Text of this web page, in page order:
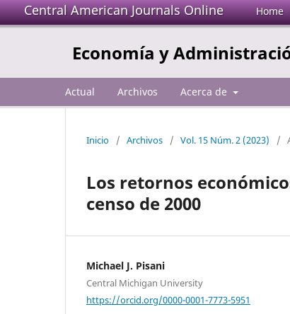
Central American Journals Online Home
Economía y
Actual Archivos Acerca de
Inicio / Archivos / Vol. 15 Núm. 2 (2023) /
Los retornos
censo de 2000
Michael J. Pisani
Central Michigan University
https://orcid.org/0000-0001-7773-5951